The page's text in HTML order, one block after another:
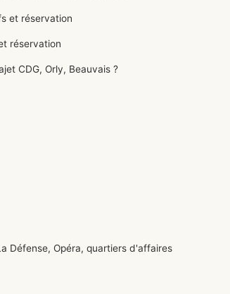
et réservation
réservation
CDG, Orly, Beauvais ?
Défense, Opéra, quartiers d'affaires